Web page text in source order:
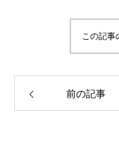
この記事
前の記事